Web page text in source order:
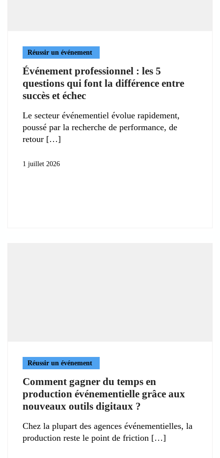
Réussir un événement
Événement professionnel : les 5
questions qui font la différence entre
succès et échec
Le secteur événementiel évolue rapidement,
poussé par la recherche de performance, de
retour
1 juillet 2026
Réussir un événement
Comment gagner du temps en
production événementielle grâce aux
nouveaux outils digitaux ?
Chez la plupart des agences événementielles, la
production reste le point de friction